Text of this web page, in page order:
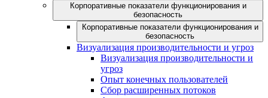
Корпоративные показатели функционирования и
безопасность
Корпоративные показатели функционирования и
безопасность
Визуализация производительности и угроз
Визуализация производительности и
угроз
Опыт конечных пользователей
Сбор расширенных потоков